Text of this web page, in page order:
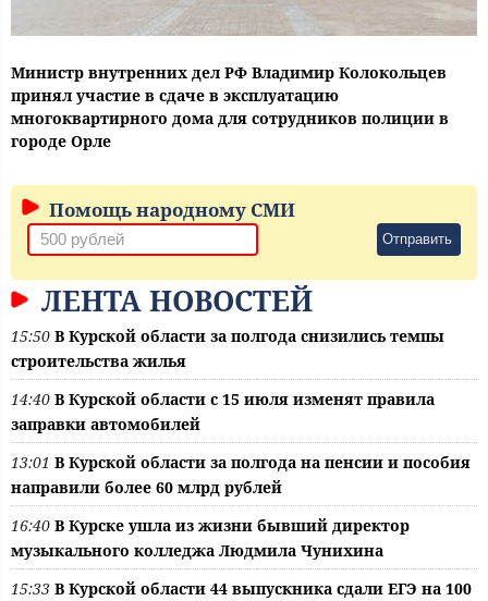
Министр внутренних дел РФ Владимир Колокольцев
принял участие в сдаче в эксплуатацию
многоквартирного дома для сотрудников полиции в
городе Орле
Помощь народному СМИ
Отправить
ЛЕНТА НОВОСТЕЙ
15:50 В Курской области за полгода снизились темпы
строительства жилья
14:40 В Курской области с 15 июля изменят правила
заправки автомобилей
13:01 В Курской области за полгода на пенсии и пособия
направили более 60 млрд рублей
16:40 В Курске ушла из жизни бывший директор
музыкального колледжа Людмила Чунихина
15:33 В Курской области 44 выпускника сдали ЕГЭ на 100